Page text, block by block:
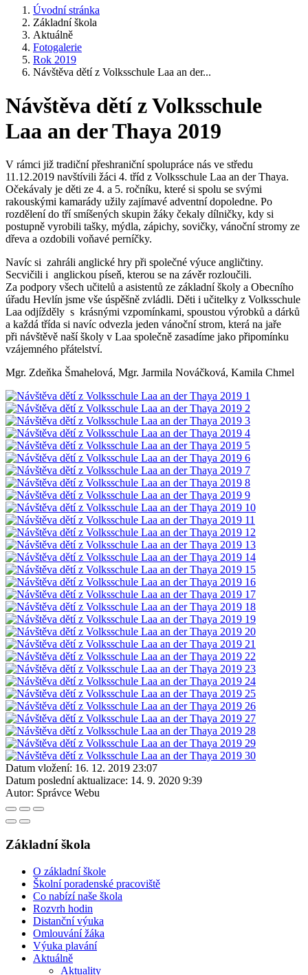
Úvodní stránka
Základní škola
Aktuálně
Fotogalerie
Rok 2019
Návštěva dětí z Volksschule Laa an der...
Návštěva dětí z Volksschule
Laa an der Thaya 2019
V rámci již tradiční přeshraniční spolupráce nás ve středu
11.12.2019 navštívili žáci 4. tříd z Volksschule Laa an der Thaya.
Očekávaly je děti ze 4. a 5. ročníku, které si spolu se svými
rakouskými kamarády užily zajímavé adventní dopoledne. Po
rozdělení do tří smíšených skupin žáky čekaly dílničky, kdy si
postupně vyrobili tašky, mýdla, zápichy, sovičky, vánoční stromy ze
dřeva a ozdobili voňavé perníčky.
Navíc si zahráli anglické hry při společné výuce angličtiny.
Secvičili i anglickou píseň, kterou se na závěr rozloučili.
Za podpory všech učitelů a asistentů ze základní školy a Obecního
úřadu Hevlín jsme vše úspěšně zvládli. Děti i učitelky z Volksschule
Laa odjížděly s krásnými vzpomínkami, spoustou výrobků a dárků
a každá třída si navíc odvezla jeden vánoční strom, která na jaře
při návštěvě naší školy v Laa společně zasadíme jako připomínku
vzájemného přátelství.
Mgr. Zdeňka Šmahelová, Mgr. Jarmila Nováčková, Kamila Chmel
Datum vložení: 16. 12. 2019 23:07
Datum poslední aktualizace: 14. 9. 2020 9:39
Autor: Správce Webu
Základní škola
O základní škole
Školní poradenské pracoviště
Co nabízí naše škola
Rozvrh hodin
Distanční výuka
Omlouvání žáka
Výuka plavání
Aktuálně
Aktuality